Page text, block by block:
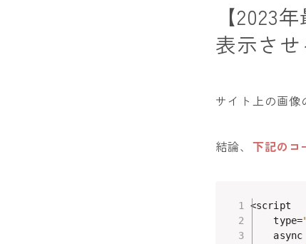
【2023
表示さ
サイト上の画
結論、 下記の
<script
    type=
async